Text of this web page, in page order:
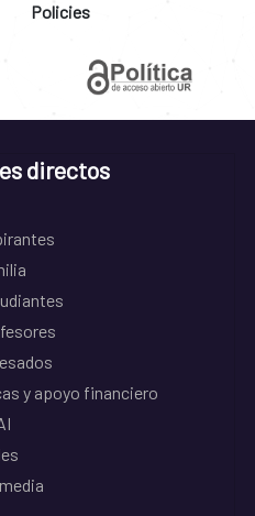
Policies
directos
y apoyo financiero